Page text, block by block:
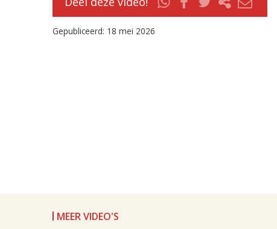
Gepubliceerd: 18 mei 2026
MEER VIDEO'S